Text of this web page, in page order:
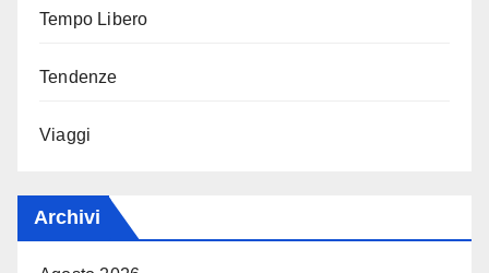
Tempo Libero
Tendenze
Viaggi
Archivi